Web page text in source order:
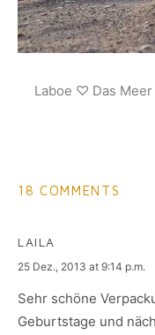
Laboe ♡ Das
18 COMMENTS
LAILA
says:
25 Dez., 2013 at 9:14 p.m.
Sehr schöne
Geburtstage und